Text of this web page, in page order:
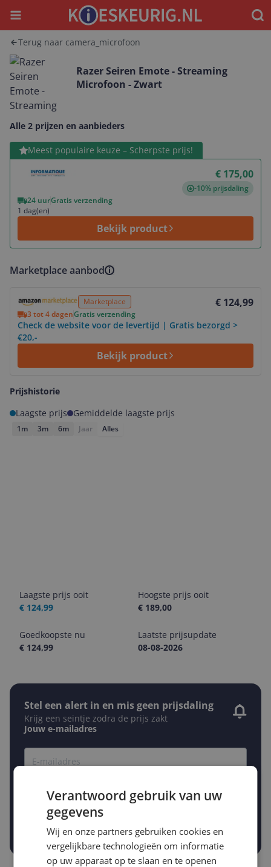
Menu
Terug naar camera_microfoon
Razer Seiren Emote - Streaming
Microfoon - Zwart
Alle 2 prijzen en aanbieders
Meest populaire keuze – Scherpste prijs!
€ 175,00
-10% prijsdaling
24 uurGratis verzending
1 dag(en)
Bekijk product
Bekijk product
Marketplace aanbod
Marketplace € 124,99
3 tot 4 dagenGratis verzending
Check de website voor de levertijd | Gratis bezorgd >
€20,-
Bekijk product
Prijshistorie
Laagste prijs
Gemiddelde laagste prijs
1m 3m 6m Jaar Alles
Laagste prijs ooit
€ 124,99
Hoogste prijs ooit
€ 189,00
Goedkoopste nu
€ 124,99
Laatste prijsupdate
08-08-2026
Stel een alert in en mis geen prijsdaling
Krijg een seintje zodra de prijs zakt
Jouw e-mailadres
-10% -15%
€
Prijsalert aanzetten
Verantwoord gebruik van uw
gegevens
Wij en onze partners gebruiken cookies en
vergelijkbare technologieën om informatie
op uw apparaat op te slaan en te openen